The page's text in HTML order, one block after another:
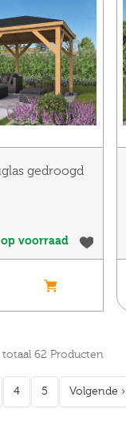
gedroogd
op voorraad
62 Producten
4 5 Volgende ›